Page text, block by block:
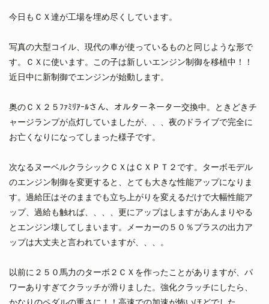
今日もＣＸ達が工場を埋め尽くしています。
写真の大型コイル、現代の車が使っているものと同じような形で
す。ＣＸに使います。この子は新しいエンジン制御を移植中！！
近日中に新制御でエンジンが始動します。
奥のＣＸ２５ﾌｧﾐﾘｱｰﾙさん、オルターネーター交換中。ときどきチ
ャージランプが点灯していましたが、、、夜のドライブで完全に
お亡くなりになってしまった様子です。
次なるヌーベルクラシックＣＸはＣＸＰＴ２です。ターボモデル
のエンジン制御を変更すると、とても大きな性能アップになりま
す。過給圧はそのままでも立ち上がりを変えるだけで大幅性能ア
ップ、過給も触れば、、、、更にアップはしますがあんまりやる
とエンジン壊してしまいます。メーカーの５０％プラスの出力ア
ップは大丈夫と言われていますが、、、。
以前に２５０馬力のターボ２ＣＸを作ったことがありますが、パ
ワーありすぎてクラッチが滑りました。強化クラッチにしたら、